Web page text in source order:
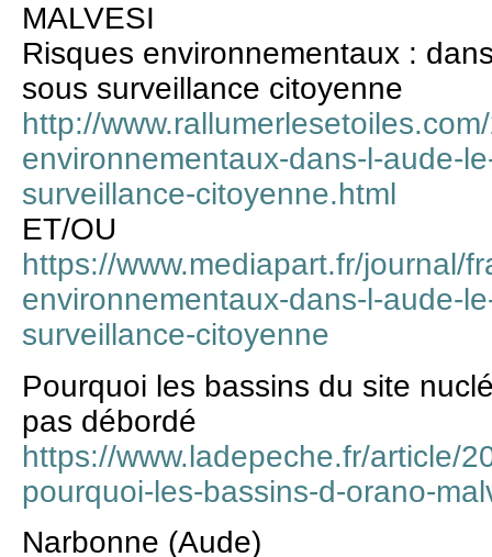
MALVESI
Risques environnementaux :
sous surveillance citoyenne
http://
environnementaux-dans-l-aude-
surveillance-citoyenne.html
ET/OU
https://www.mediapart.fr/journal/
environnementaux-dans-l-aude-
surveillance-citoyenne
Pourquoi les bassins du site
pas débordé
https://www.ladepeche.fr/article/
pourquoi-les-bassins-d-orano-
Narbonne (Aude)